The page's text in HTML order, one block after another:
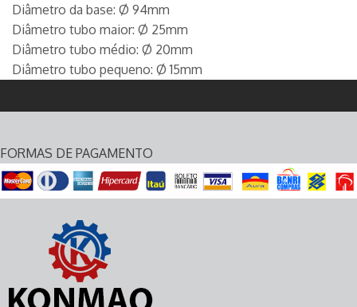
Diâmetro da base: Ø 94mm
Diâmetro tubo maior: Ø 25mm
Diâmetro tubo médio: Ø 20mm
Diâmetro tubo pequeno: Ø 15mm
FORMAS DE PAGAMENTO